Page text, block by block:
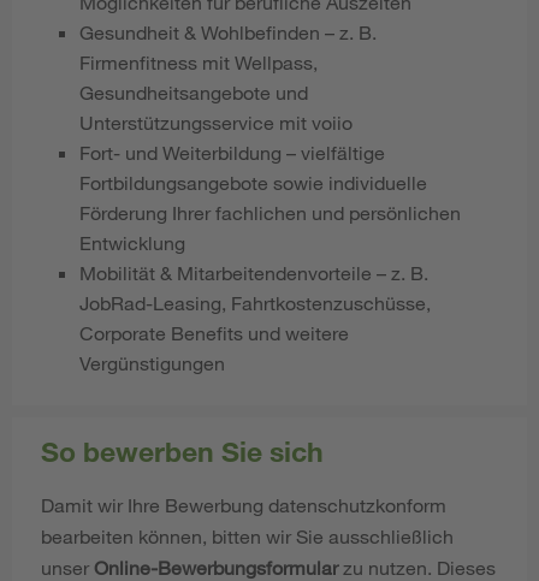
Gesundheit & Wohlbefinden – z. B.
Firmenfitness mit Wellpass,
Gesundheitsangebote und
Unterstützungsservice mit voiio
Fort- und Weiterbildung – vielfältige
Fortbildungsangebote sowie individuelle
Förderung Ihrer fachlichen und persönlichen
Entwicklung
Mobilität & Mitarbeitendenvorteile – z. B.
JobRad-Leasing, Fahrtkostenzuschüsse,
Corporate Benefits und weitere
Vergünstigungen
So bewerben Sie sich
Damit wir Ihre Bewerbung datenschutzkonform
bearbeiten können, bitten wir Sie ausschließlich
unser Online-Bewerbungsformularzu nutzen. Dieses